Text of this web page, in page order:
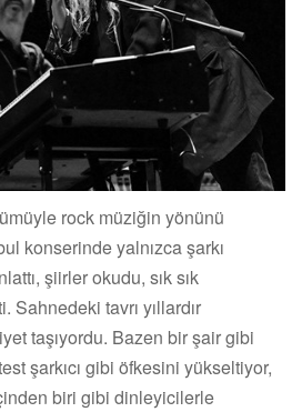
rock müziğin yönünü
konserinde yalnızca şarkı
şiirler okudu, sık sık
tavrı yıllardır
taşıyordu. Bazen bir şair gibi
şarkıcı gibi öfkesini yükseltiyor,
biri gibi dinleyicilerle